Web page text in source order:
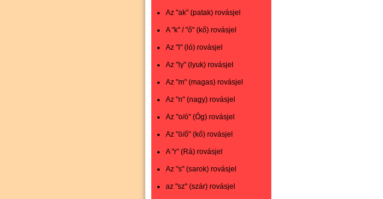
Az "ak" (patak) rovásjel
A "k" / "ő" (kő) rovásjel
Az "l" (ló) rovásjel
Az "ly" (lyuk) rovásjel
Az "m" (magas) rovásjel
Az "n" (nagy) rovásjel
Az "o/ó" (Óg) rovásjel
Az "ö/ő" (kő) rovásjel
A "r" (Rá) rovásjel
Az "s" (sarok) rovásjel
az "sz" (szár) rovásjel